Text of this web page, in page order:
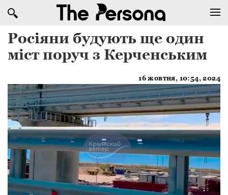
Росіяни будують ще один
міст поруч з Керченським
16 жовтня, 10:54, 2024